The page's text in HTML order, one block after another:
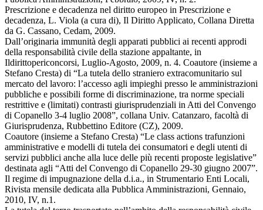
Prescrizione e decadenza nel diritto europeo in Prescrizione e
decadenza, L. Viola (a cura di), Il Diritto Applicato, Collana Diretta
da G. Cassano, Cedam, 2009.
Dall’originaria immunità degli apparati pubblici ai recenti approdi
della responsabilità civile della stazione appaltante, in
Ildirittopericoncorsi, Luglio-Agosto, 2009, n. 4. Coautore (insieme a
Stefano Cresta) di “La tutela dello straniero extracomunitario sul
mercato del lavoro: l’accesso agli impieghi presso le amministrazioni
pubbliche e possibili forme di discriminazione, tra norme speciali
restrittive e (limitati) contrasti giurisprudenziali in Atti del Convengo
di Copanello 3-4 luglio 2008”, collana Univ. Catanzaro, facoltà di
Giurisprudenza, Rubbettino Editore (CZ), 2009.
Coautore (insieme a Stefano Cresta) “Le class actions trafunzioni
amministrative e modelli di tutela dei consumatori e degli utenti di
servizi pubblici anche alla luce delle più recenti proposte legislative”
destinata agli “Atti del Convengo di Copanello 29-30 giugno 2007”.
Il regime di impugnazione della d.i.a., in Strumentario Enti Locali,
Rivista mensile dedicata alla Pubblica Amministrazioni, Gennaio,
2010, IV, n.1.